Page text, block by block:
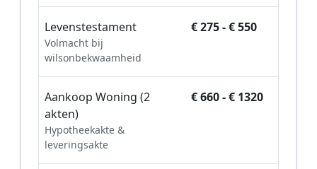
Levenstestament
Volmacht bij
wilsonbekwaamheid
€ 275 - € 550
Aankoop Woning (2
akten)
Hypotheekakte &
leveringsakte
€ 660 - € 1320